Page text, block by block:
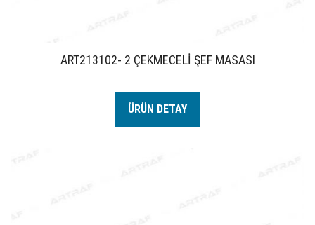
ART213102- 2 ÇEKMECELİ ŞEF MASASI
ÜRÜN DETAY